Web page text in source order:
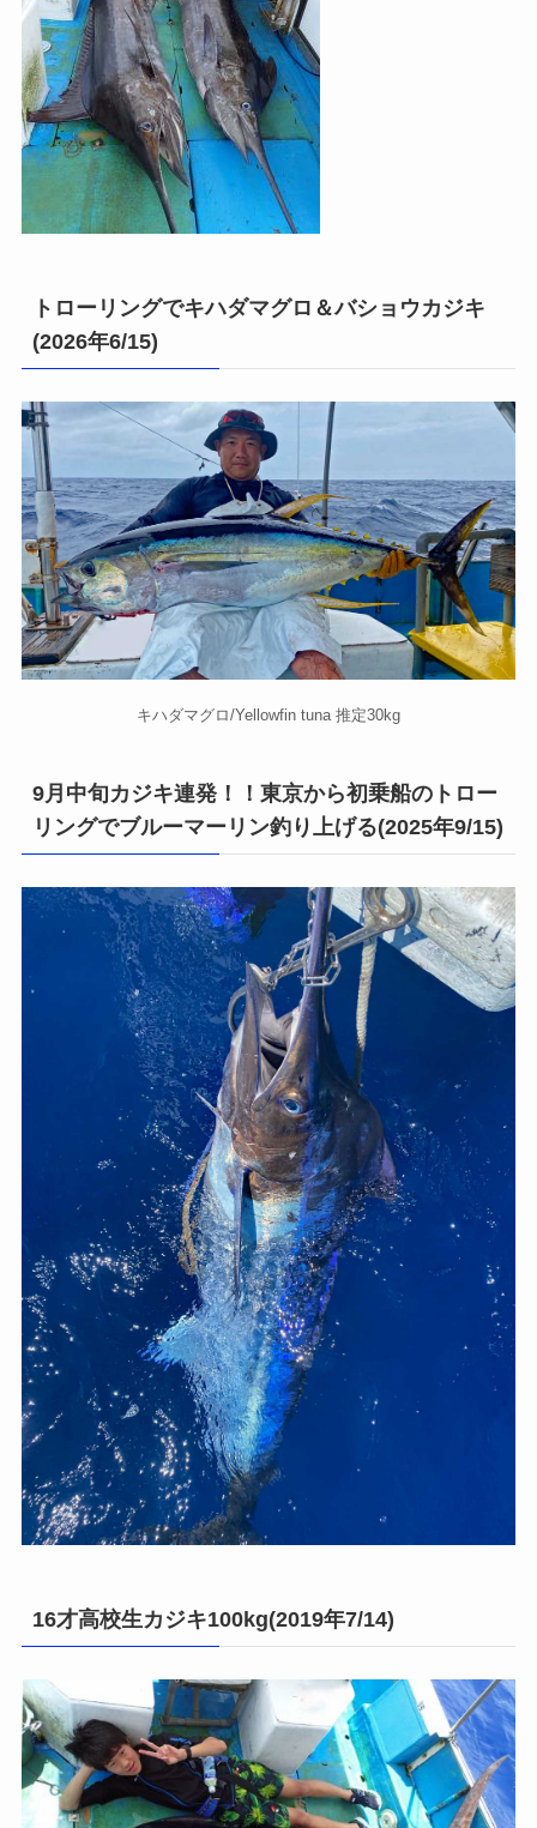
トローリングでキハダマグロ＆バショウカジキ
(2026年6/15)
キハダマグロ/Yellowfin tuna 推定30kg
9月中旬カジキ連発！！東京から初乗船のトロー
リングでブルーマーリン釣り上げる(2025年9/15)
16才高校生カジキ100kg(2019年7/14)